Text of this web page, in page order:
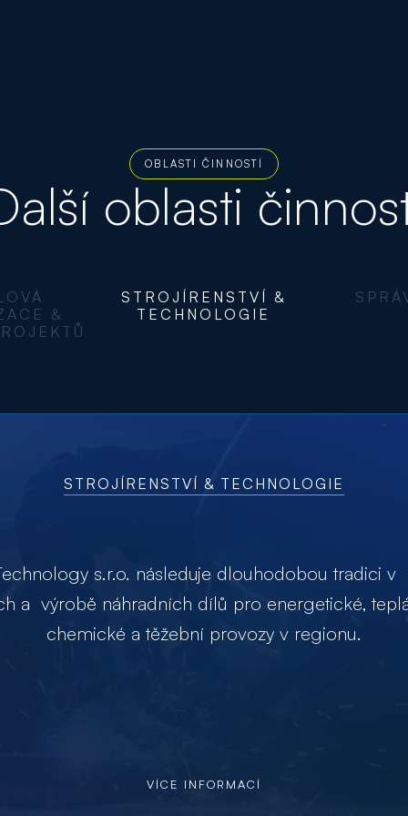
OBLASTI ČINNOSTÍ
oblasti
&
SPRÁVA BUDOV
SPRÁVA BUDOV
komplexní facility management, ostrahu,
úklid, zeleně, nákladové sledování,
pasportizaci a dodržujeme normy PO a BOZP.
VÍCE INFORMACÍ